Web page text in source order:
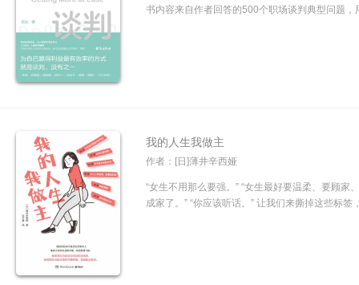
书内容来自作者回答的500个职场谈判典型问题，
我的人生我做主
作者：[日]薄井辛西娅
“女生不用那么要强。” “女生最好要温柔、要顾家
成家了。” “你应该听话。” 让我们来撕掉这些标签